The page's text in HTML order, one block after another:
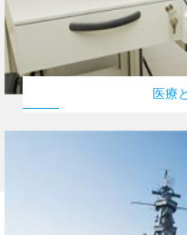
医療